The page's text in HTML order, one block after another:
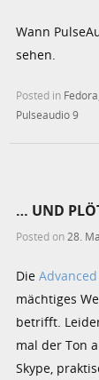
Wann
sehen.
Posted in Fedora
Pulseaudio 9
… UND
Posted on 28.
Die
mächtiges
betrifft.
mal der Ton
Skype,